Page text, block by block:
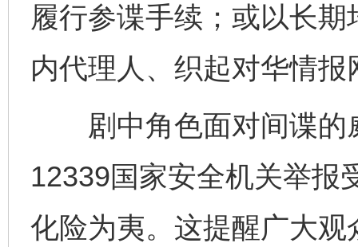
履行参谍手续；或以长
内代理人、织起对华情
剧中角色面对间谍的
12339国家安全机关举报
化险为夷。这提醒广大